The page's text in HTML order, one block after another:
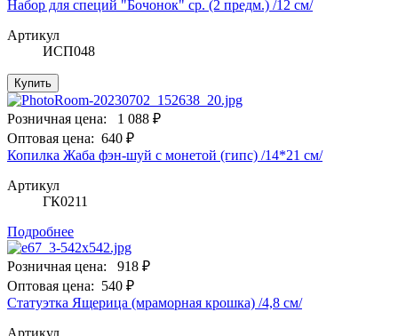
Набор для специй "Бочонок" ср. (2 предм.) /12 см/
Артикул
ИСП048
Купить
Розничная цена:
1 088 ₽
Оптовая цена: 640 ₽
Копилка Жаба фэн-шуй с монетой (гипс) /14*21 см/
Артикул
ГК0211
Подробнее
Розничная цена:
918 ₽
Оптовая цена: 540 ₽
Статуэтка Ящерица (мраморная крошка) /4,8 см/
Артикул